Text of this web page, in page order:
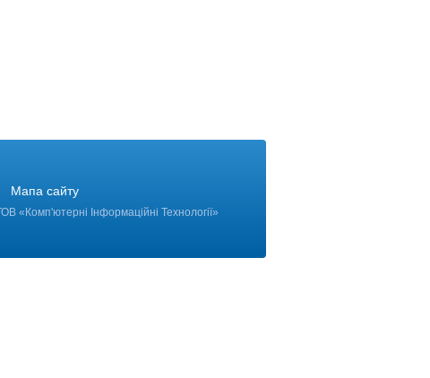
Мапа сайту
« Комп'ютерні Інформаційні Технології»